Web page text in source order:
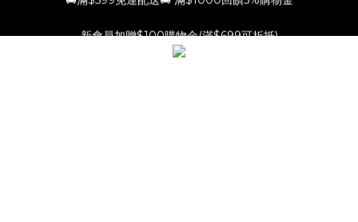
🚚滿$599免運配送🚚 滿$1000回饋5%購物金